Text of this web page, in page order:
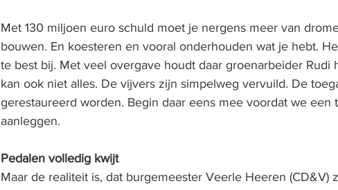
Met 130 miljoen euro schuld moet je nergens meer van
bouwen. En koesteren en vooral onderhouden wat je hebt.
te best bij. Met veel overgave houdt daar groenarbeider Rudi
kan ook niet alles. De vijvers zijn simpelweg vervuild. De
gerestaureerd worden. Begin daar eens mee voordat we een
aanleggen.
Pedalen volledig kwijt
Maar de realiteit is, dat burgemeester Veerle Heeren (CD&V)